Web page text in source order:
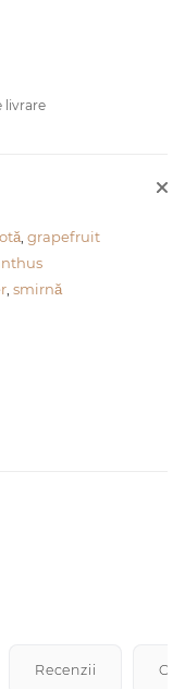
livrare
grapefruit
smirnă
Recenzii